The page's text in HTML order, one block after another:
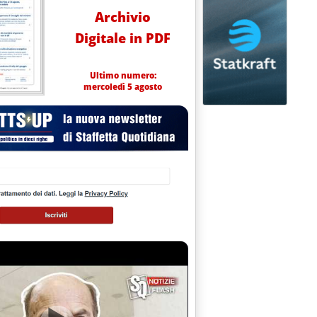
Archivio
Digitale in PDF
Ultimo numero:
mercoledì 5 agosto